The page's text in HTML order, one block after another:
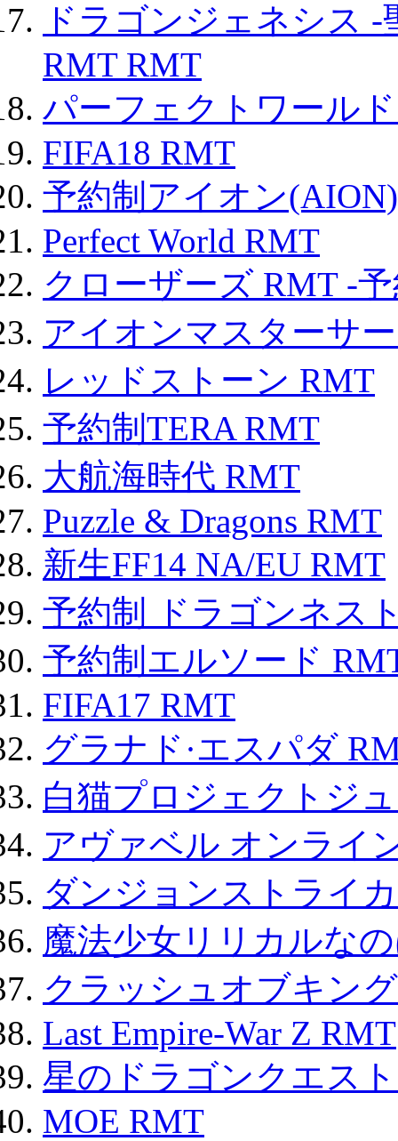
ドラゴンジェネシス
RMT RMT
パーフェクトワール
FIFA18 RMT
予約制アイオン
Perfect World RMT
クローザーズ RMT -
アイオンマスターサ
レッドストーン RMT
予約制TERA RMT
大航海時代 RMT
Puzzle & Dragons RMT
新生FF14 NA/EU RMT
予約制 ドラゴンネス
予約制エルソード
FIFA17 RMT
グラナド·エスパダ
白猫プロジェクトジ
アヴァベル オンライ
ダンジョンストライ
魔法少女リリカルな
クラッシュオブキン
Last Empire-War Z RMT
星のドラゴンクエス
MOE RMT